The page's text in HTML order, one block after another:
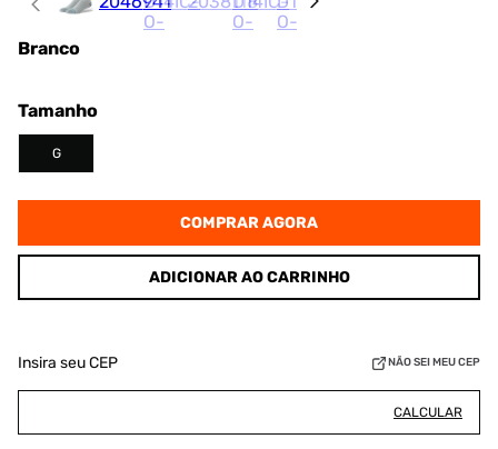
Branco
Tamanho
G
COMPRAR AGORA
ADICIONAR AO CARRINHO
Insira seu CEP NÃO SEI MEU CEP
CALCULAR